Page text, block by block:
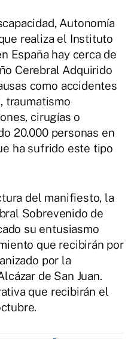
Autonomía
realiza el Instituto
España hay cerca de
Cerebral Adquirido
como accidentes
traumatismo
cirugías o
20.000 personas en
ha sufrido este tipo
del manifiesto, la
Sobrevenido de
su entusiasmo
que recibirán por
por la
de San Juan.
que recibirán el